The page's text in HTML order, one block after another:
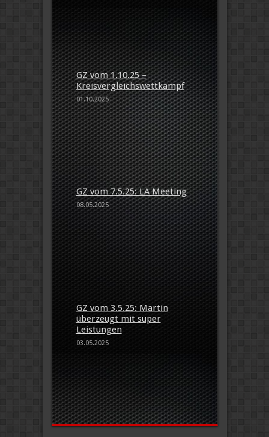
GZ vom 1.10.25 –
Kreisvergleichswettkampf
01.10.2025
GZ vom 7.5.25: LA Meeting
08.05.2025
GZ vom 3.5.25: Martin
überzeugt mit super
Leistungen
03.05.2025